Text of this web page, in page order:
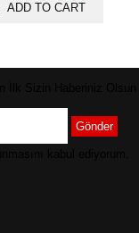
ADD TO CART
Gönder